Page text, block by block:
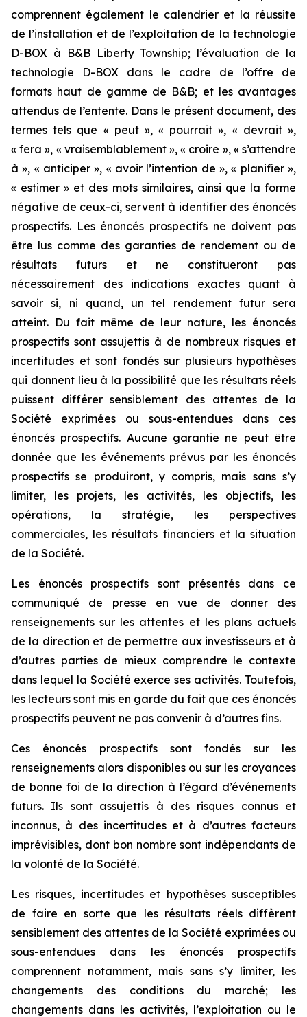
comprennent également le calendrier et la réussite
de l’installation et de l’exploitation de la technologie
D-BOX à B&B Liberty Township; l’évaluation de la
technologie D-BOX dans le cadre de l’offre de
formats haut de gamme de B&B; et les avantages
attendus de l’entente. Dans le présent document, des
termes tels que « peut », « pourrait », « devrait »,
« fera », « vraisemblablement », « croire », « s’attendre
à », « anticiper », « avoir l’intention de », « planifier »,
« estimer » et des mots similaires, ainsi que la forme
négative de ceux-ci, servent à identifier des énoncés
prospectifs. Les énoncés prospectifs ne doivent pas
être lus comme des garanties de rendement ou de
résultats futurs et ne constitueront pas
nécessairement des indications exactes quant à
savoir si, ni quand, un tel rendement futur sera
atteint. Du fait même de leur nature, les énoncés
prospectifs sont assujettis à de nombreux risques et
incertitudes et sont fondés sur plusieurs hypothèses
qui donnent lieu à la possibilité que les résultats réels
puissent différer sensiblement des attentes de la
Société exprimées ou sous-entendues dans ces
énoncés prospectifs. Aucune garantie ne peut être
donnée que les événements prévus par les énoncés
prospectifs se produiront, y compris, mais sans s’y
limiter, les projets, les activités, les objectifs, les
opérations, la stratégie, les perspectives
commerciales, les résultats financiers et la situation
de la Société.
Les énoncés prospectifs sont présentés dans ce
communiqué de presse en vue de donner des
renseignements sur les attentes et les plans actuels
de la direction et de permettre aux investisseurs et à
d’autres parties de mieux comprendre le contexte
dans lequel la Société exerce ses activités. Toutefois,
les lecteurs sont mis en garde du fait que ces énoncés
prospectifs peuvent ne pas convenir à d’autres fins.
Ces énoncés prospectifs sont fondés sur les
renseignements alors disponibles ou sur les croyances
de bonne foi de la direction à l’égard d’événements
futurs. Ils sont assujettis à des risques connus et
inconnus, à des incertitudes et à d’autres facteurs
imprévisibles, dont bon nombre sont indépendants de
la volonté de la Société.
Les risques, incertitudes et hypothèses susceptibles
de faire en sorte que les résultats réels diffèrent
sensiblement des attentes de la Société exprimées ou
sous-entendues dans les énoncés prospectifs
comprennent notamment, mais sans s’y limiter, les
changements des conditions du marché; les
changements dans les activités, l’exploitation ou le